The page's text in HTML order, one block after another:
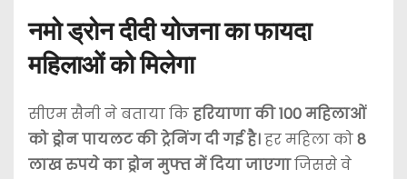
नमो ड्रोन दीदी योजना का फायदा
महिलाओं को मिलेगा
सीएम सैनी ने बताया किहरियाणा की 100 महिलाओं
को ड्रोन पायलट की ट्रेनिंग दी गई है।हर महिला को8
लाख रुपये का ड्रोन मुफ्त में दिया जाएगाजिससे वे